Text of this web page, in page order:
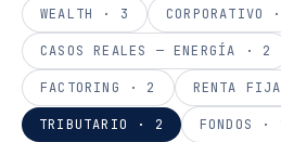
WEALTH · 3 CORPORATIVO ·
CASOS REALES — ENERGÍA · 2
FACTORING · 2 RENTA FIJA
TRIBUTARIO · 2 FONDOS ·